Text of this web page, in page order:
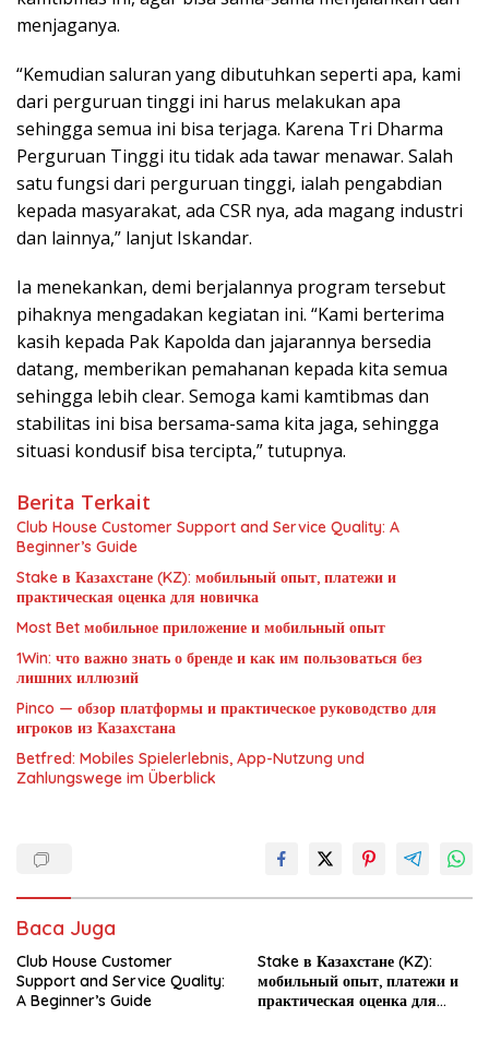
menjaganya.
“Kemudian saluran yang dibutuhkan seperti apa, kami
dari perguruan tinggi ini harus melakukan apa
sehingga semua ini bisa terjaga. Karena Tri Dharma
Perguruan Tinggi itu tidak ada tawar menawar. Salah
satu fungsi dari perguruan tinggi, ialah pengabdian
kepada masyarakat, ada CSR nya, ada magang industri
dan lainnya,” lanjut Iskandar.
Ia menekankan, demi berjalannya program tersebut
pihaknya mengadakan kegiatan ini. “Kami berterima
kasih kepada Pak Kapolda dan jajarannya bersedia
datang, memberikan pemahanan kepada kita semua
sehingga lebih clear. Semoga kami kamtibmas dan
stabilitas ini bisa bersama-sama kita jaga, sehingga
situasi kondusif bisa tercipta,” tutupnya.
Berita Terkait
Club House Customer Support and Service Quality: A
Beginner’s Guide
Stake в Казахстане (KZ): мобильный опыт, платежи и
практическая оценка для новичка
Most Bet мобильное приложение и мобильный опыт
1Win: что важно знать о бренде и как им пользоваться без
лишних иллюзий
Pinco — обзор платформы и практическое руководство для
игроков из Казахстана
Betfred: Mobiles Spielerlebnis, App-Nutzung und
Zahlungswege im Überblick
Baca Juga
Club House Customer
Support and Service Quality:
A Beginner’s Guide
Stake в Казахстане (KZ):
мобильный опыт, платежи и
практическая оценка для